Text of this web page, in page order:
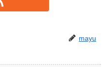
mayu